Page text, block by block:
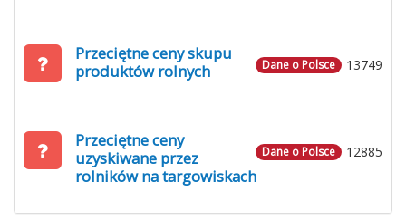
13749
Dane o Polsce
Przeciętne ceny skupu
produktów rolnych
12885
Dane o Polsce
Przeciętne ceny
uzyskiwane przez
rolników na targowiskach